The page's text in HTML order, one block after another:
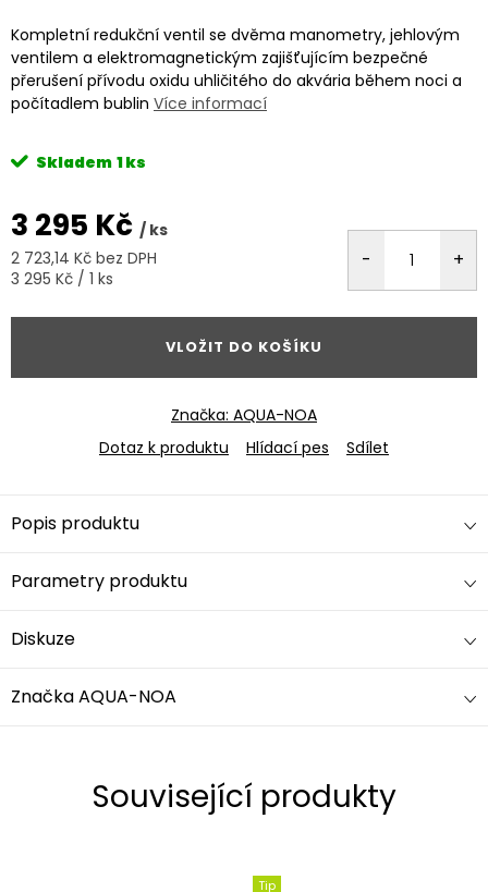
Kompletní redukční ventil se dvěma manometry, jehlovým
ventilem a elektromagnetickým zajišťujícím bezpečné
přerušení přívodu oxidu uhličitého do akvária během noci a
počítadlem bublin Více informací
Skladem 1 ks
3 295 Kč / ks
2 723,14 Kč bez DPH
Měrná
3 295 Kč / 1 ks
VLOŽIT DO KOŠÍKU
Značka: AQUA-NOA
Dotaz k produktu
Hlídací pes Sdílet
Popis produktu
Parametry produktu
Diskuze
ZnačkaAQUA-NOA
Související produkty
Tip